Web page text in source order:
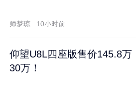
师梦琼 10小时前
仰望U8L四座版售价145.8万
30万！